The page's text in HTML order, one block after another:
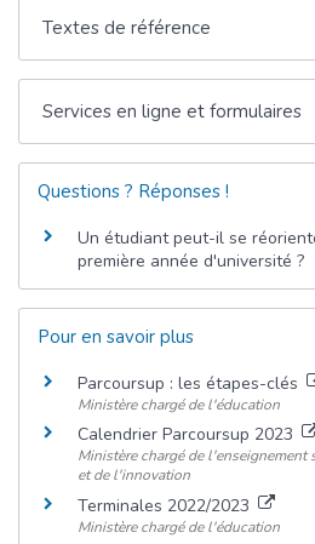
Textes de référence
Services en ligne et formulaires
Questions ? Réponses !
Un étudiant peut-il se
première année d'université ?
Pour en savoir plus
Parcoursup : les étapes-clés
Ministère chargé de l'éducation
Calendrier Parcoursup 2023
Ministère chargé de l'enseignement
et de l'innovation
Terminales 2022/2023
Ministère chargé de l'éducation